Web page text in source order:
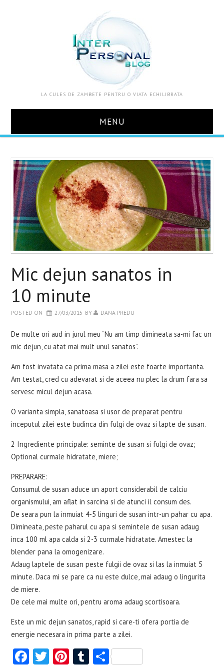
LA CULES DE ZAMBETE PENTRU O VIATA ECHILIBRATA
MENU
DESPRE MINE
ZOOM IN VIATA
WELLBEING
CARTI
CONTACT
Mic dejun sanatos in
10 minute
POSTED ON 27/03/2015 BY DANA PREDU
De multe ori aud in jurul meu “Nu am timp dimineata sa-mi fac un
mic dejun, cu atat mai mult unul sanatos”.
Am fost invatata ca prima masa a zilei este foarte importanta.
Am testat, cred cu adevarat si de aceea nu plec la drum fara sa
servesc micul dejun acasa.
O varianta simpla, sanatoasa si usor de preparat pentru
inceputul zilei este budinca din fulgi de ovaz si lapte de susan.
2 Ingrediente principale: seminte de susan si fulgi de ovaz;
Optional curmale hidratate, miere;
PREPARARE:
Consumul de susan aduce un aport considerabil de calciu
organismului, am aflat in sarcina si de atunci il consum des.
De seara pun la inmuiat 4-5 linguri de susan intr-un pahar cu apa.
Dimineata, peste paharul cu apa si semintele de susan adaug
inca 100 ml apa calda si 2-3 curmale hidratate. Amestec la
blender pana la omogenizare.
Adaug laptele de susan peste fulgii de ovaz si las la inmuiat 5
minute. Daca mi se pare ca nu este dulce, mai adaug o lingurita
de miere.
De cele mai multe ori, pentru aroma adaug scortisoara.
Este un mic dejun sanatos, rapid si care-ti ofera portia de
energie necesara in prima parte a zilei.
Fa T Pi T S